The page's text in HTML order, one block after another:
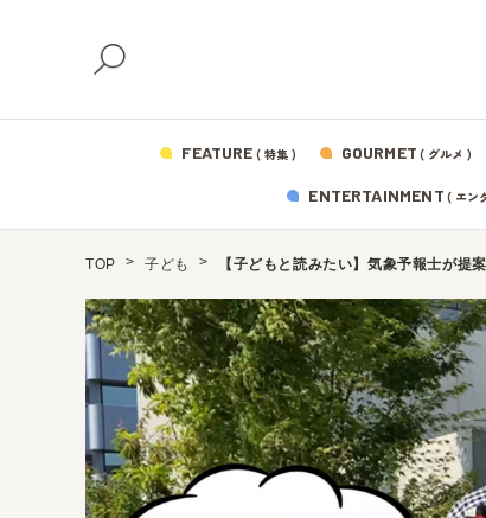
FEATURE ( 特集 ) GOURMET ( グルメ )
ENTERTAINMENT ( エン
TOP 子ども 【子どもと読みたい】気象予報士が提